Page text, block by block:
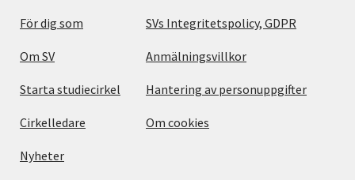
För dig som
Om SV
Starta studiecirkel
Cirkelledare
Nyheter
SVs Integritetspolicy, GDPR
Anmälningsvillkor
Hantering av personuppgifter
Om cookies